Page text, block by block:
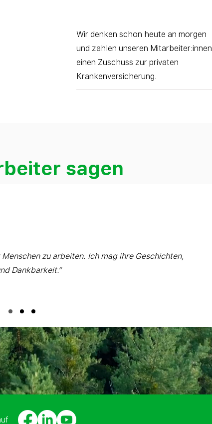
Wir denken schon heute an morgen
und zahlen unseren Mitarbeiter:innen
einen Zuschuss zur privaten
Krankenversicherung.
sagen
Menschen zu arbeiten. Ich mag ihre Geschichten,
Dankbarkeit.“